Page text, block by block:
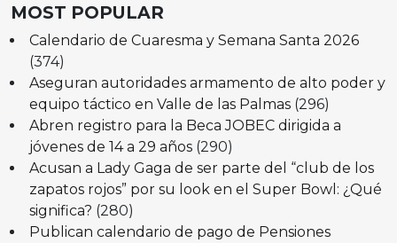
MOST POPULAR
Calendario de Cuaresma y Semana Santa 2026
(374)
Aseguran autoridades armamento de alto poder y
equipo táctico en Valle de las Palmas (296)
Abren registro para la Beca JOBEC dirigida a
jóvenes de 14 a 29 años (290)
Acusan a Lady Gaga de ser parte del “club de los
zapatos rojos” por su look en el Super Bowl: ¿Qué
significa? (280)
Publican calendario de pago de Pensiones